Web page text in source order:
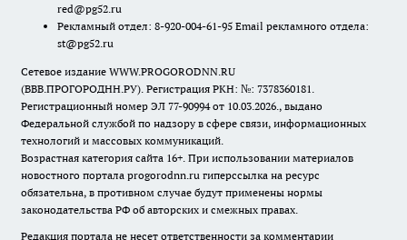
red@pg52.ru
Рекламный отдел: 8-920-004-61-95 Email рекламного отдела:
st@pg52.ru
Сетевое издание WWW.PROGORODNN.RU
(ВВВ.ПРОГОРОДНН.РУ). Регистрация РКН: №: 7378360181.
Регистрационный номер ЭЛ 77-90994 от 10.03.2026., выдано
Федеральной службой по надзору в сфере связи, информационных
технологий и массовых коммуникаций.
Возрастная категория сайта 16+. При использовании материалов
новостного портала progorodnn.ru гиперссылка на ресурс
обязательна, в противном случае будут применены нормы
законодательства РФ об авторских и смежных правах.
Редакция портала не несет ответственности за комментарии